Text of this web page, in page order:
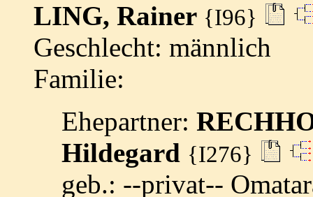
LING, Rainer {I96}
Geschlecht: männlich
Familie:
Ehepartner:
Hildegard {I276}
geb.: --privat--